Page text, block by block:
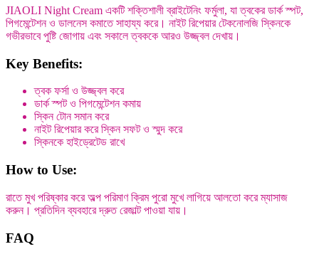
JIAOLI Night Cream একটি শক্তিশালী ব্রাইটেনিং ফর্মুলা, যা ত্বকের ডার্ক স্পট,
পিগমেন্টেশন ও ডালনেস কমাতে সাহায্য করে। নাইট রিপেয়ার টেকনোলজি স্কিনকে
গভীরভাবে পুষ্টি জোগায় এবং সকালে ত্বককে আরও উজ্জ্বল দেখায়।
Key Benefits:
ত্বক ফর্সা ও উজ্জ্বল করে
ডার্ক স্পট ও পিগমেন্টেশন কমায়
স্কিন টোন সমান করে
নাইট রিপেয়ার করে স্কিন সফট ও স্মুদ করে
স্কিনকে হাইড্রেটেড রাখে
How to Use:
রাতে মুখ পরিষ্কার করে অল্প পরিমাণ ক্রিম পুরো মুখে লাগিয়ে আলতো করে ম্যাসাজ
করুন। প্রতিদিন ব্যবহারে দ্রুত রেজাল্ট পাওয়া যায়।
FAQ